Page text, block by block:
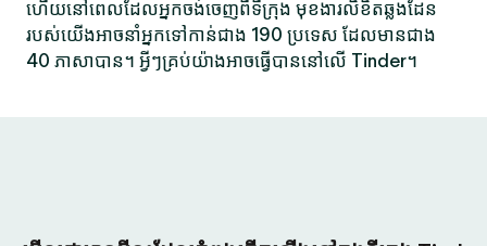
ហើយនៅពេលដែលអ្នកចង់ចេញពីទីក្រុង មុខងារលិខិតឆ្លងដែន
របស់យើងអាចនាំអ្នកទៅកាន់ជាង 190 ប្រទេស ដែលមានជាង
40 ភាសាបាន។ អ្វីៗគ្រប់យ៉ាងអាចធ្វើបាននៅលើ Tinder។